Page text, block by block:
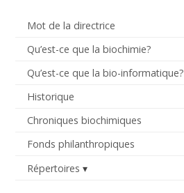
Mot de la directrice
Qu’est-ce que la biochimie?
Qu’est-ce que la bio-informatique?
Historique
Chroniques biochimiques
Fonds philanthropiques
Répertoires